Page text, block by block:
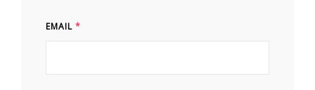
EMAIL *